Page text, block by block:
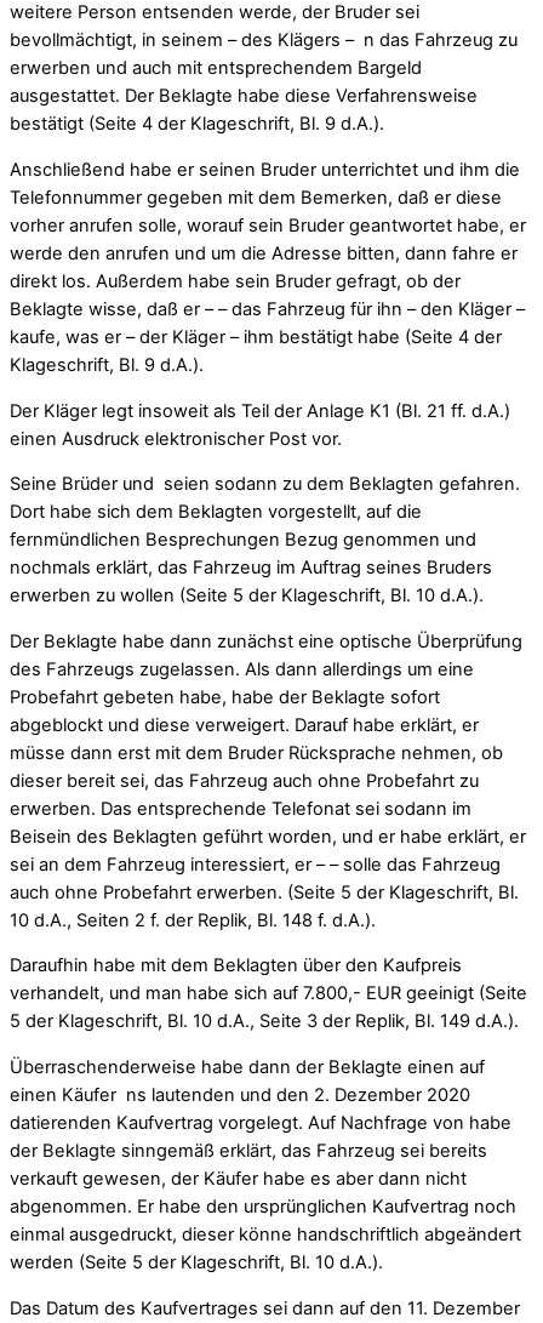
weitere Person entsenden werde, der Bruder sei
bevollmächtigt, in seinem – des Klägers – n das Fahrzeug zu
erwerben und auch mit entsprechendem Bargeld
ausgestattet. Der Beklagte habe diese Verfahrensweise
bestätigt (Seite 4 der Klageschrift, Bl. 9 d.A.).
Anschließend habe er seinen Bruder unterrichtet und ihm die
Telefonnummer gegeben mit dem Bemerken, daß er diese
vorher anrufen solle, worauf sein Bruder geantwortet habe, er
werde den anrufen und um die Adresse bitten, dann fahre er
direkt los. Außerdem habe sein Bruder gefragt, ob der
Beklagte wisse, daß er – – das Fahrzeug für ihn – den Kläger –
kaufe, was er – der Kläger – ihm bestätigt habe (Seite 4 der
Klageschrift, Bl. 9 d.A.).
Der Kläger legt insoweit als Teil der Anlage K1 (Bl. 21 ff. d.A.)
einen Ausdruck elektronischer Post vor.
Seine Brüder und seien sodann zu dem Beklagten gefahren.
Dort habe sich dem Beklagten vorgestellt, auf die
fernmündlichen Besprechungen Bezug genommen und
nochmals erklärt, das Fahrzeug im Auftrag seines Bruders
erwerben zu wollen (Seite 5 der Klageschrift, Bl. 10 d.A.).
Der Beklagte habe dann zunächst eine optische Überprüfung
des Fahrzeugs zugelassen. Als dann allerdings um eine
Probefahrt gebeten habe, habe der Beklagte sofort
abgeblockt und diese verweigert. Darauf habe erklärt, er
müsse dann erst mit dem Bruder Rücksprache nehmen, ob
dieser bereit sei, das Fahrzeug auch ohne Probefahrt zu
erwerben. Das entsprechende Telefonat sei sodann im
Beisein des Beklagten geführt worden, und er habe erklärt, er
sei an dem Fahrzeug interessiert, er – – solle das Fahrzeug
auch ohne Probefahrt erwerben. (Seite 5 der Klageschrift, Bl.
10 d.A., Seiten 2 f. der Replik, Bl. 148 f. d.A.).
Daraufhin habe mit dem Beklagten über den Kaufpreis
verhandelt, und man habe sich auf 7.800,- EUR geeinigt (Seite
5 der Klageschrift, Bl. 10 d.A., Seite 3 der Replik, Bl. 149 d.A.).
Überraschenderweise habe dann der Beklagte einen auf
einen Käufer ns lautenden und den 2. Dezember 2020
datierenden Kaufvertrag vorgelegt. Auf Nachfrage von habe
der Beklagte sinngemäß erklärt, das Fahrzeug sei bereits
verkauft gewesen, der Käufer habe es aber dann nicht
abgenommen. Er habe den ursprünglichen Kaufvertrag noch
einmal ausgedruckt, dieser könne handschriftlich abgeändert
werden (Seite 5 der Klageschrift, Bl. 10 d.A.).
Das Datum des Kaufvertrages sei dann auf den 11. Dezember